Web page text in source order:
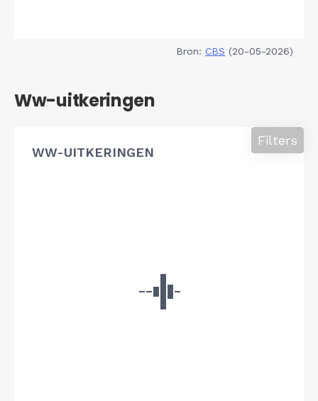
Bron: CBS (20-05-2026)
Ww-uitkeringen
WW-UITKERINGEN
Filters